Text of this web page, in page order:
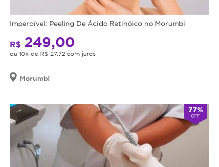
Imperdível: Peeling De Ácido Retinóico no Morumbi
R$ 249,00
ou 10x de R$ 27,72 com juros
Morumbi
77%
OFF